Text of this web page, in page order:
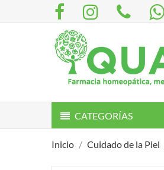
CATEGORÍAS
Inicio Cuidado de la Piel